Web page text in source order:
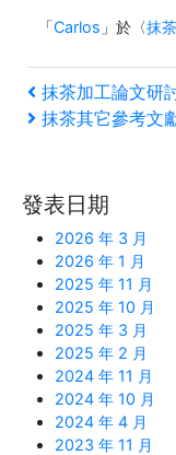
「Carlos 」於〈抹
文
章
覽
上
一
章
抹茶加工論文研
下
文
章
抹茶其它參考文
發表日期
2026 年 3 月
2026 年 1 月
2025 年 11 月
2025 年 10 月
2025 年 3 月
2025 年 2 月
2024 年 11 月
2024 年 10 月
2024 年 4 月
2023 年 11 月